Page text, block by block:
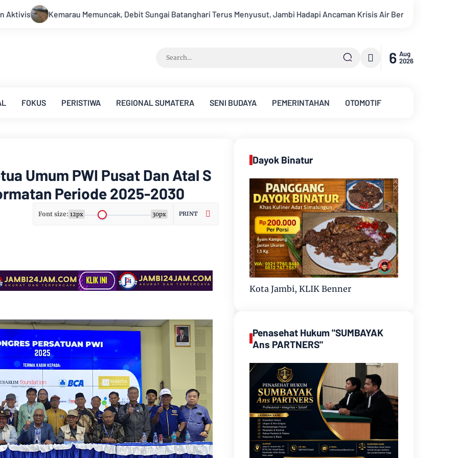
Menyusut, Jambi Hadapi Ancaman Krisis Air Bersih dan Karhutla Sungai Batanghari Surut Akibat Kemarau, Pasokan
6 Aug
2026
FOKUS PERISTIWA REGIONAL SUMATERA SENI BUDAYA PEMERINTAHAN OTOMOTIF
Umum PWI Pusat Dan Atal S
Periode 2025-2030
Font size: 12px 30px PRINT
Dayok Binatur
Kota Jambi, KLIK Benner
Penasehat Hukum "SUMBAYAK
Ans PARTNERS"